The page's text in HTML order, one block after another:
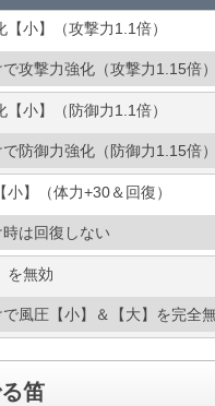
【小】（攻撃力1.1倍）
攻撃力強化（攻撃力1.15倍
【小】（防御力1.1倍）
防御力強化（防御力1.15倍
小】（体力+30＆回復）
は回復しない
を無効
風圧【小】＆【大】を完全
笛